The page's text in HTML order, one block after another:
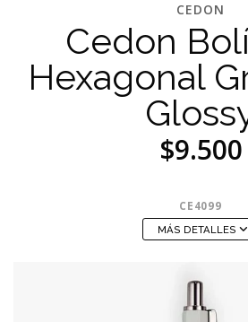
CEDON
Cedon
Hexagonal
$9.500
CE4099
MÁS DETALLES